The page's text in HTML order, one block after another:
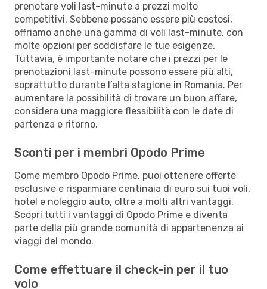
prenotare voli last-minute a prezzi molto
competitivi. Sebbene possano essere più costosi,
offriamo anche una gamma di voli last-minute, con
molte opzioni per soddisfare le tue esigenze.
Tuttavia, è importante notare che i prezzi per le
prenotazioni last-minute possono essere più alti,
soprattutto durante l’alta stagione in Romania. Per
aumentare la possibilità di trovare un buon affare,
considera una maggiore flessibilità con le date di
partenza e ritorno.
Sconti per i membri Opodo Prime
Come membro Opodo Prime, puoi ottenere offerte
esclusive e risparmiare centinaia di euro sui tuoi voli,
hotel e noleggio auto, oltre a molti altri vantaggi.
Scopri tutti i vantaggi di Opodo Prime e diventa
parte della più grande comunità di appartenenza ai
viaggi del mondo.
Come effettuare il check-in per il tuo
volo